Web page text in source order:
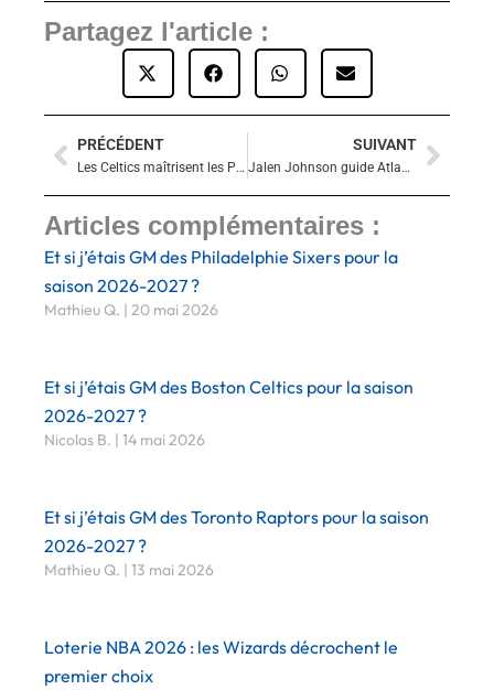
Partagez l'article :
Précédent
PRÉCÉDENT
Les Celtics maîtrisent les Pacers grâce à Jaylen Brown
SUIVANT
Jalen Johnson guide Atlanta à la victoire à Memphis et entre dans l’histoire des Hawks
Articles complémentaires :
Et si j’étais GM des Philadelphie Sixers pour la
saison 2026-2027 ?
Mathieu Q. 20 mai 2026
Et si j’étais GM des Boston Celtics pour la saison
2026-2027 ?
Nicolas B. 14 mai 2026
Et si j’étais GM des Toronto Raptors pour la saison
2026-2027 ?
Mathieu Q. 13 mai 2026
Loterie NBA 2026 : les Wizards décrochent le
premier choix